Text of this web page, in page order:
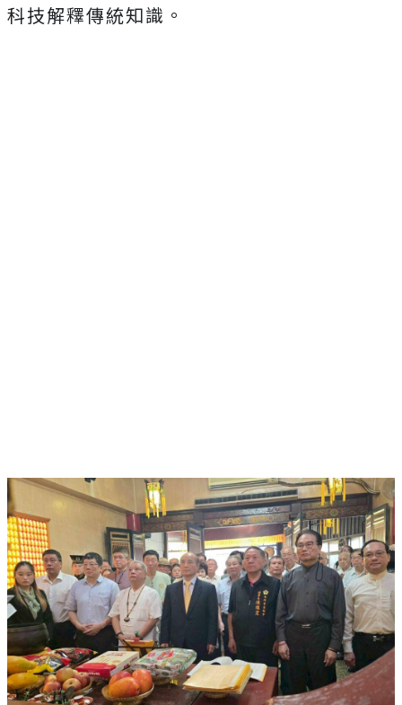
科技解釋傳統知識。